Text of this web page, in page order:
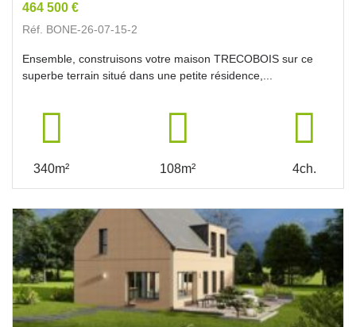
464 500 €
Réf. BONE-26-07-15-2
Ensemble, construisons votre maison TRECOBOIS sur ce
superbe terrain situé dans une petite résidence,...
340m² 108m² 4ch.